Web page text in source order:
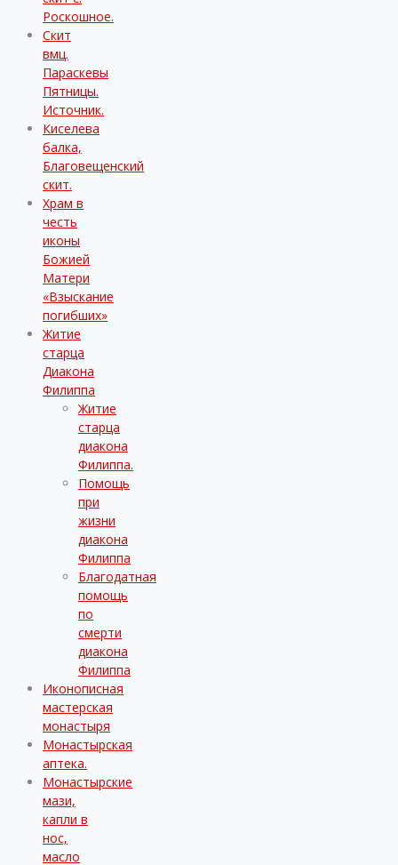
Роскошное.
Скит
вмц.
Параскевы
Пятницы.
Источник.
Киселева
балка,
Благовещенский
скит.
Храм в
честь
иконы
Божией
Матери
«Взыскание
погибших»
Житие
старца
Диакона
Филиппа
Житие
старца
диакона
Филиппа.
Помощь
при
жизни
диакона
Филиппа
Благодатная
помощь
по
смерти
диакона
Филиппа
Иконописная
мастерская
монастыря
Монастырская
аптека.
Монастырские
мази,
капли в
нос,
масло